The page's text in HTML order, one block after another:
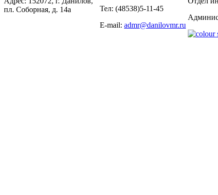
пл. Соборная, д. 14а
Тел: (48538)5-11-45
E-mail: admr@danilovmr.ru